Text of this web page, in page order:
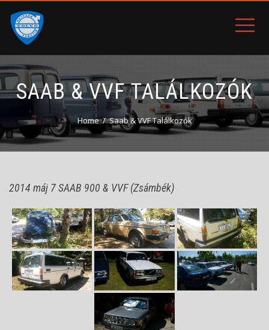
SAAB & VVF TALÁLKOZÓK
Home Saab & VVF Találkozók
2014 máj 7 SAAB 900 & VVF (Zsámbék)